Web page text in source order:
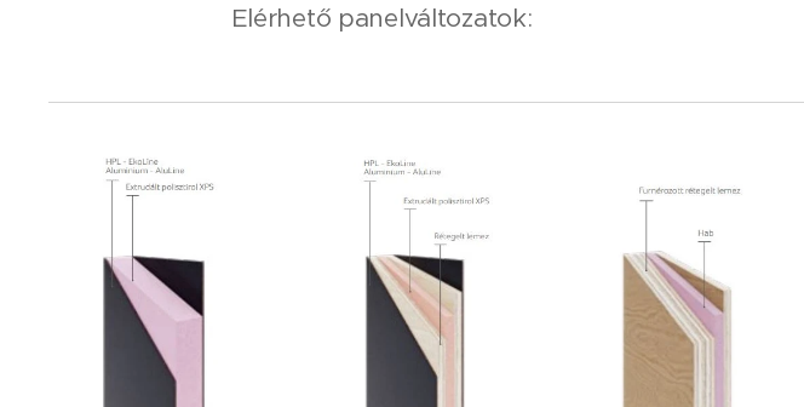
Elérhető panelváltozatok: